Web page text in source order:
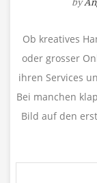
Ob kreatives
oder grosser
ihren Services
Bei manchen
Bild auf den